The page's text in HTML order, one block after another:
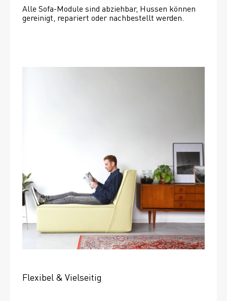
Alle Sofa-Module sind abziehbar, Hussen können
gereinigt, repariert oder nachbestellt werden.
Flexibel & Vielseitig